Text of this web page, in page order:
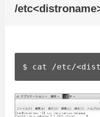
/
$ cat /etc/